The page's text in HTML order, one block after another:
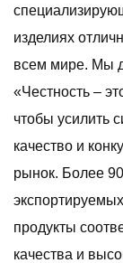
изделиях
всем мире. Мы
«Честность –
чтобы усилить
качество и
рынок. Более
продукты
качества и